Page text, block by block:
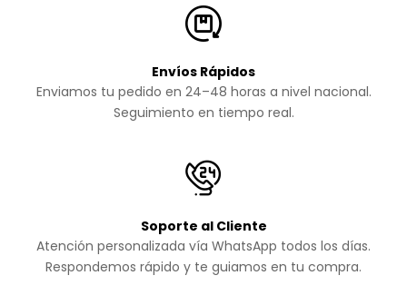
Envíos Rápidos
Enviamos tu pedido en 24–48 horas a nivel nacional.
Seguimiento en tiempo real.
Soporte al Cliente
Atención personalizada vía WhatsApp todos los días.
Respondemos rápido y te guiamos en tu compra.